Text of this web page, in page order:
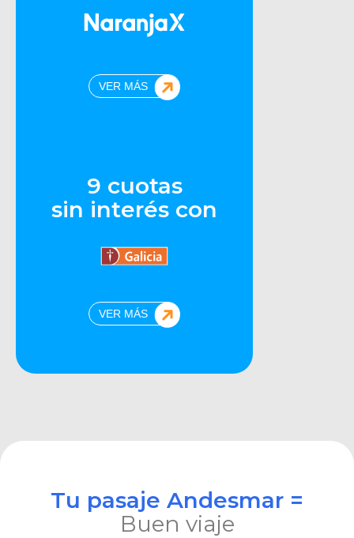
VER MÁS
9 cuotas
sin interés con
VER MÁS
Tu pasaje Andesmar =
Buen viaje